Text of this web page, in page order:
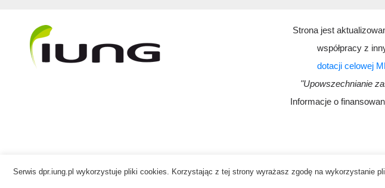
Strona jest
współpracy z
dotacji celowej
"Upowszechnianie
Informacje o
Serwis dpr.iung.pl wykorzystuje pliki cookies. Korzystając z tej strony wyrażasz zgodę na wykorzystanie